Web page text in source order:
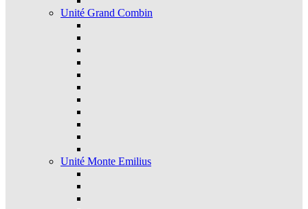
Unité Grand Combin
Unité Monte Emilius